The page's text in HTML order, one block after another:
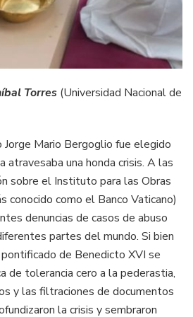
Torres (Universidad Nacional de
Jorge Mario Bergoglio fue elegido
atravesaba una honda crisis. A las
sobre el Instituto para las Obras
conocido como el Banco Vaticano)
denuncias de casos de abuso
partes del mundo. Si bien
de Benedicto XVI se
de tolerancia cero a la pederastia,
y las filtraciones de documentos
la crisis y sembraron